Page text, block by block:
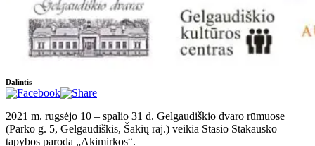
Dalintis
2021 m. rugsėjo 10 – spalio 31 d. Gelgaudiškio dvaro rūmuose
(Parko g. 5, Gelgaudiškis, Šakių raj.) veikia Stasio Stakausko
tapybos paroda „Akimirkos“.